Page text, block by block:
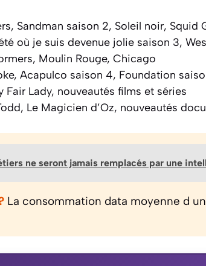
Sandman saison 2, Soleil noir, Squid
où je suis devenue jolie saison 3,
Moulin Rouge, Chicago
Acapulco saison 4, Foundation
Fair Lady, nouveautés films et séries
Le Magicien d’Oz, nouveautés
ne seront jamais remplacés par une
La consommation data moyenne d